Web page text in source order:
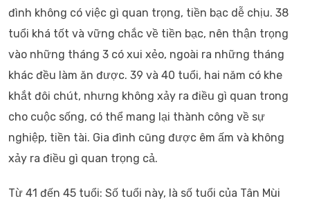
đình không có việc gì quan trọng, tiền bạc dễ chịu. 38
tuổi khá tốt và vững chắc về tiền bạc, nên thận trọng
vào những tháng 3 có xui xẻo, ngoài ra những tháng
khác đều làm ăn được. 39 và 40 tuổi, hai năm có khe
khắt đôi chút, nhưng không xảy ra điều gì quan trong
cho cuộc sống, có thể mang lại thành công về sự
nghiệp, tiền tài. Gia đình cũng được êm ấm và không
xảy ra điều gì quan trọng cả.
Từ 41 đến 45 tuổi: Số tuổi này, là số tuổi của Tân Mùi